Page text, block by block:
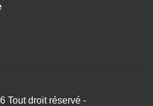
Tout droit réservé -